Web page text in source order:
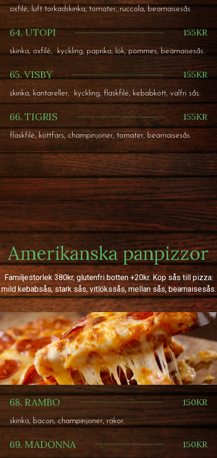
oxfilé, luft torkadskinka, tomater, ruccola, bearnaisesås .
64. UTOPI 155KR
skinka, oxfilé, kyckling, paprika, lök, pommes, bearnaisesås.
65. VISBY 155KR
skinka, kantareller, kyckling, fläskfilé, kebabkött, valfri sås.
66. TIGRIS 155KR
fläskfilé, köttfärs, champinjoner, tomater, bearnaisesås.
Amerikanska panpizzor
Familjestorlek 380kr, glutenfri botten +20kr. Köp sås till pizza:
mild kebabsås, stark sås, vitlökssås, mellan sås, bearnaisesås.
68. RAMBO 150KR
skinka, bacon, champinjoner, räkor.
69. MADONNA 150KR